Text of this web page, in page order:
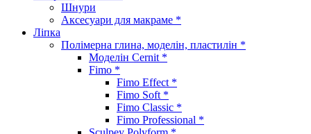
Шнури
Аксесуари для макраме *
Ліпка
Полімерна глина, моделін, пластилін *
Моделін Cernit *
Fimo *
Fimo Effect *
Fimo Soft *
Fimo Classic *
Fimo Professional *